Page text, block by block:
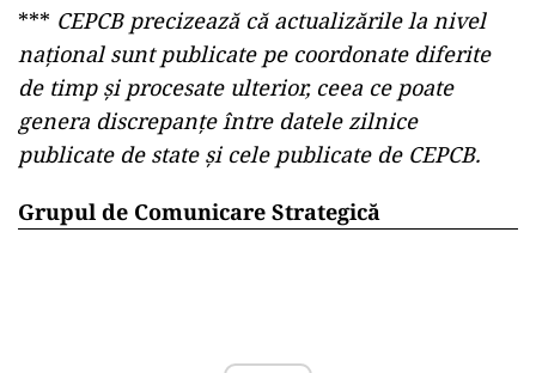
*** CEPCB precizează că actualizările la nivel
național sunt publicate pe coordonate diferite
de timp și procesate ulterior, ceea ce poate
genera discrepanțe între datele zilnice
publicate de state și cele publicate de CEPCB.
Grupul de Comunicare Strategică